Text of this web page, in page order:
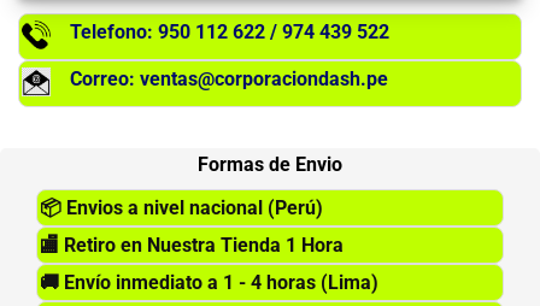
Telefono: 950 112 622 / 974 439 522
Correo: ventas@corporaciondash.pe
Formas de Envio
📦 Envios a nivel nacional (Perú)
🏬 Retiro en Nuestra Tienda 1 Hora
🚚 Envío inmediato a 1 - 4 horas (Lima)